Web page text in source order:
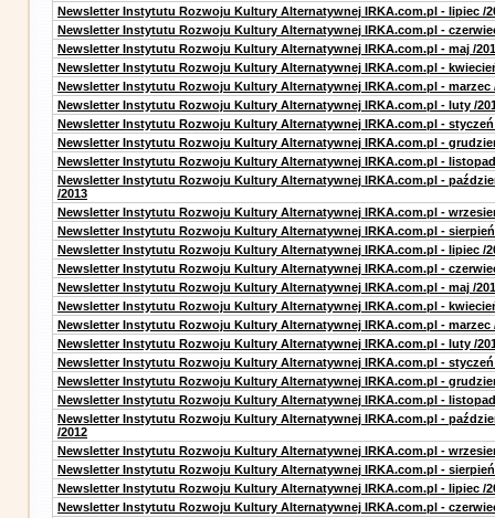
Newsletter Instytutu Rozwoju Kultury Alternatywnej IRKA.com.pl - lipiec /
Newsletter Instytutu Rozwoju Kultury Alternatywnej IRKA.com.pl -
Newsletter Instytutu Rozwoju Kultury Alternatywnej IRKA.com.pl - maj /
Newsletter Instytutu Rozwoju Kultury Alternatywnej IRKA.com.pl -
Newsletter Instytutu Rozwoju Kultury Alternatywnej IRKA.com.pl - marzec
Newsletter Instytutu Rozwoju Kultury Alternatywnej IRKA.com.pl - luty /
Newsletter Instytutu Rozwoju Kultury Alternatywnej IRKA.com.pl - styczeń
Newsletter Instytutu Rozwoju Kultury Alternatywnej IRKA.com.pl -
Newsletter Instytutu Rozwoju Kultury Alternatywnej IRKA.com.pl - listopad
Newsletter Instytutu Rozwoju Kultury Alternatywnej IRKA.com.pl -
/2013
Newsletter Instytutu Rozwoju Kultury Alternatywnej IRKA.com.pl -
Newsletter Instytutu Rozwoju Kultury Alternatywnej IRKA.com.pl - sierpień
Newsletter Instytutu Rozwoju Kultury Alternatywnej IRKA.com.pl - lipiec /
Newsletter Instytutu Rozwoju Kultury Alternatywnej IRKA.com.pl -
Newsletter Instytutu Rozwoju Kultury Alternatywnej IRKA.com.pl - maj /
Newsletter Instytutu Rozwoju Kultury Alternatywnej IRKA.com.pl -
Newsletter Instytutu Rozwoju Kultury Alternatywnej IRKA.com.pl - marzec
Newsletter Instytutu Rozwoju Kultury Alternatywnej IRKA.com.pl - luty /
Newsletter Instytutu Rozwoju Kultury Alternatywnej IRKA.com.pl - styczeń
Newsletter Instytutu Rozwoju Kultury Alternatywnej IRKA.com.pl -
Newsletter Instytutu Rozwoju Kultury Alternatywnej IRKA.com.pl - listopad
Newsletter Instytutu Rozwoju Kultury Alternatywnej IRKA.com.pl -
/2012
Newsletter Instytutu Rozwoju Kultury Alternatywnej IRKA.com.pl -
Newsletter Instytutu Rozwoju Kultury Alternatywnej IRKA.com.pl - sierpień
Newsletter Instytutu Rozwoju Kultury Alternatywnej IRKA.com.pl - lipiec /
Newsletter Instytutu Rozwoju Kultury Alternatywnej IRKA.com.pl -